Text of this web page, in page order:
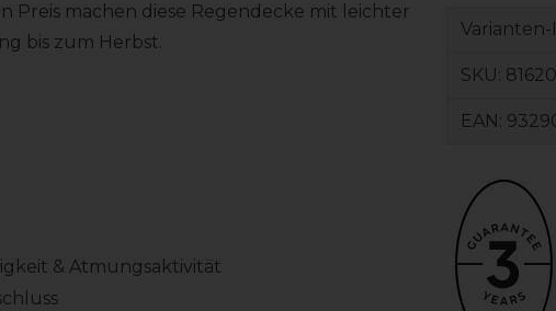
Preis machen diese Regendecke mit leichter
bis zum Herbst.
& Atmungsaktivität
Varianten-
SKU:
EAN: